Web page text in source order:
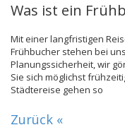
Was ist ein
Mit einer langfristigen
Frühbucher stehen bei
Planungssicherheit, wir
Sie sich möglichst
Städtereise gehen so
Zurück «